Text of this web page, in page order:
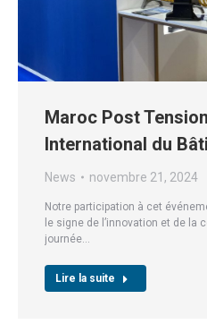
Maroc Post
International du
News novembre 21, 2024
Notre participation à cet
le signe de l’innovation et de la
journée…
Lire la suite